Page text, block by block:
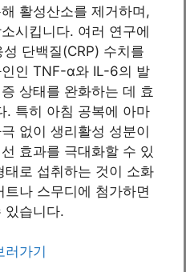
활성산소를 제거하며,
시킵니다. 여러 연구에
단백질(CRP) 수치를
인 TNF-α와 IL-6의 발
상태를 완화하는 데 효
. 특히 아침 공복에 아마
없이 생리활성 성분이
효과를 극대화할 수 있
로 섭취하는 것이 소화
나 스무디에 첨가하면
있습니다.
러가기